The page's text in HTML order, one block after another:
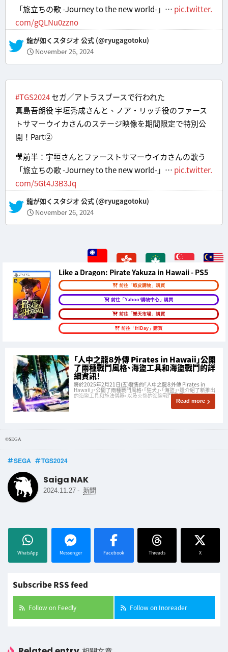
「旅立ちの歌 -Journey to the new world-」… pic.twitter.
com/gQLNu0zzno
— 龍が如くスタジオ 公式 (@ryugagotoku)
November 26, 2024
#TGS2024セガ／アトラスブースで行われた
真島吾朗役 宇垣秀成さんと、ノア・リッチ役のファース
トサマーウイカさんのステージ映像を期間限定で特別公
開！Part②
🎥前半：宇垣さんとファーストサマーウイカさんの歌う
「旅立ちの歌 -Journey to the new world-」… pic.twitter.
com/5Gt4J3B3Jq
— 龍が如くスタジオ 公式 (@ryugagotoku)
November 26, 2024
Like a Dragon: Pirate Yakuza in Hawaii - PS5
前往「蝦皮購物」購買
前往「Yahoo!購物中心」購買
前往「樂天市場」購買
前往「friDay」購買
「人中之龍８外傳 Pirates in Hawaii」公開
了兩種戰鬥風格、海盜工具和海盜戰鬥的詳
細資訊！
將於2025年2月21日(五)發售的「人中之龍８外傳 Pirates in
Hawaii」，公開了兩種戰鬥風格，「狂犬」、「海盜」，還介紹了新推出
的海盜工具和施法儀器，以及火熱的海盜戰鬥概況。
Read more
©︎SEGA
SEGA TGS2024
Saiga NAK
2024.11.27 - 新聞
WhatsApp Messenger Facebook Threads X
Subscribe RSS feed
Follow on Feedly Follow on Inoreader